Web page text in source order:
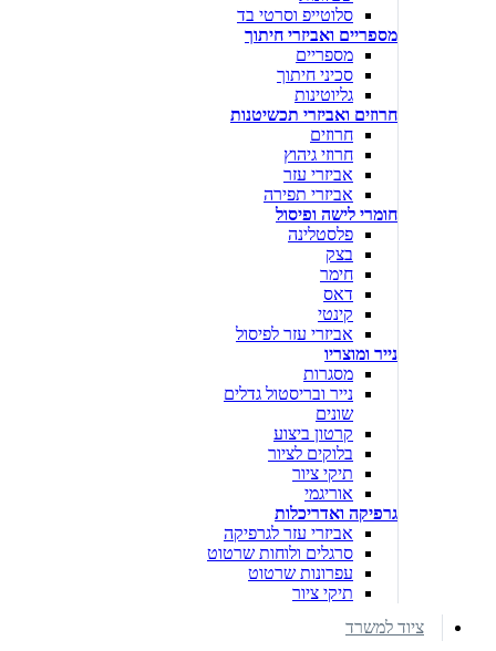
סלוטייפ וסרטי בד
מספריים ואביזרי חיתוך
מספריים
סכיני חיתוך
גליוטינות
חרוזים ואביזרי תכשיטנות
חרוזים
חרוזי גיהוץ
אביזרי עזר
אביזרי תפירה
חומרי לישה ופיסול
פלסטלינה
בצק
חימר
דאס
קינטי
אביזרי עזר לפיסול
נייר ומוצריו
מסגרות
נייר ובריסטול גדלים
שונים
קרטון ביצוע
בלוקים לציור
תיקי ציור
אוריגמי
גרפיקה ואדריכלות
אביזרי עזר לגרפיקה
סרגלים ולוחות שרטוט
עפרונות שרטוט
תיקי ציור
ציוד למשרד